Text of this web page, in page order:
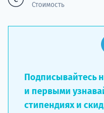
Стоимость
Подписывайтесь
и первыми
стипендиях и